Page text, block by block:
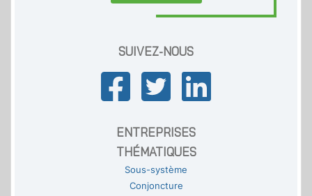
SUIVEZ-NOUS
ENTREPRISES
THÉMATIQUES
Sous-système
Conjoncture